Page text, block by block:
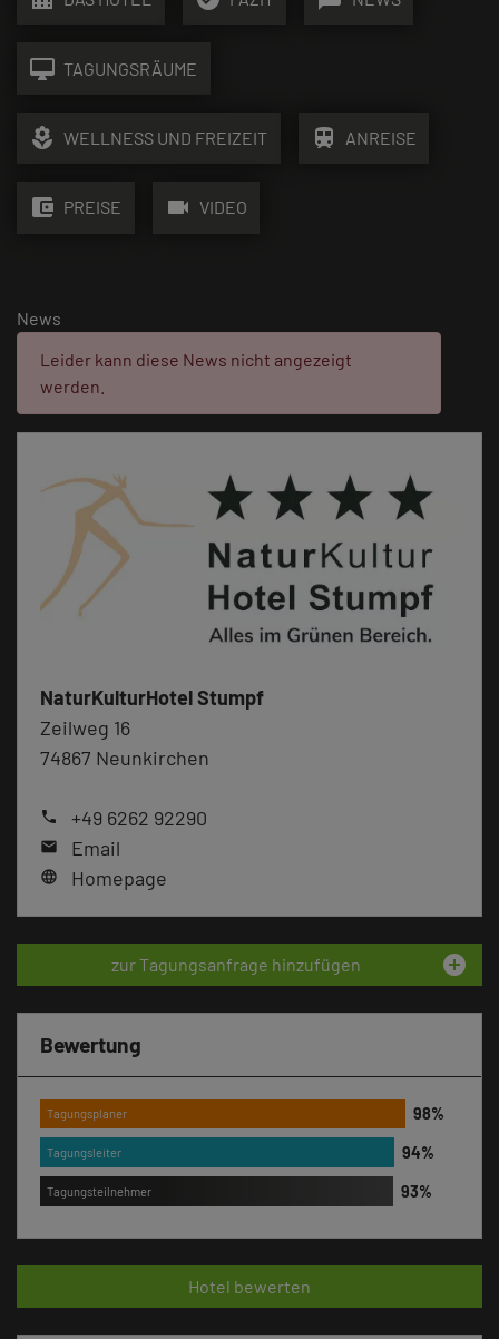
desktop_mac TAGUNGSRÄUME
local_florist WELLNESS UND FREIZEIT train ANREISE
account_balance_wallet PREISE videocam VIDEO
News
Fehler:
Leider kann diese News nicht angezeigt
werden.
NaturKulturHotel Stumpf
Zeilweg 16
74867 Neunkirchen
phone +49 6262 92290
mail Email
language Homepage
zur Tagungsanfrage hinzufügen add_circle
Bewertung
Tagungsplaner
Tagungsleiter
Tagungsteilnehmer
Hotel bewerten